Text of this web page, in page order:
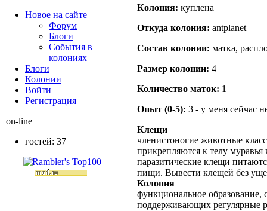
Кoлония: куплена
Откуда кoлония: antplanet
Состав кoлонии: матка,
Размер кoлонии: 4
Количество маток: 1
Опыт (0-5): 3 - у меня сейчас
Клещи
членистоногие животные
прикрепляются к телу
паразитические клещи
пищи. Вывести клещей без
Колония
функциональное образование,
поддерживающих регулярные
Новое на сайте
Форум
Блоги
События в
колониях
Блоги
Колонии
Войти
Peгиcтpaция
on-line
гостей: 37